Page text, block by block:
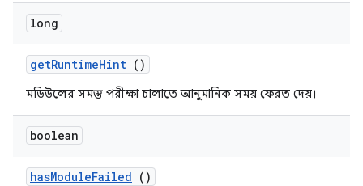
long
getRuntimeHint ()
মডিউলের সমস্ত পরীক্ষা চালাতে আনুমানিক সময় ফেরত দেয়।
boolean
hasModuleFailed ()